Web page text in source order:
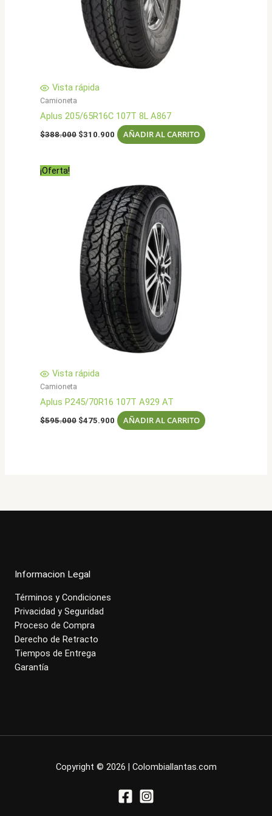
Vista rápida
Camioneta
Aplus 205/65R16C 107T 8L A867
$388.000 El
$310.900 El
precio
AÑADIR AL CARRITO
¡Oferta!
Vista rápida
Camioneta
Aplus P245/70R16 107T A929 AT
$595.000 El
$475.900 El
precio
AÑADIR AL CARRITO
Informacion Legal
Términos y Condiciones
Privacidad y Seguridad
Proceso de Compra
Derecho de Retracto
Tiempos de Entrega
Garantía
Copyright © 2026 | Colombiallantas.com